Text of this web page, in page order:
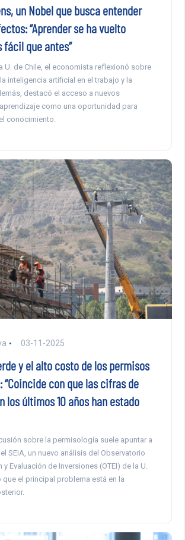
un Nobel que busca entender
“Aprender se ha vuelto
fácil que antes”
U. de Chile, el economista reflexionó sobre
inteligencia artificial en el trabajo y la
destacó el acceso a nuevos
como una oportunidad para
conocimiento.
03-11-2025
y el alto costo de los permisos
con que las cifras de
los últimos 10 años han estado
sobre la permisología suele apuntar a
SEIA, un nuevo análisis del Observatorio
y Evaluación de Inversiones (OTEI) de la U.
que el principal problema está en la